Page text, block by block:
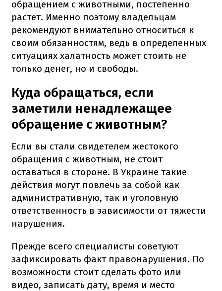
обращением с животными, постепенно
растет. Именно поэтому владельцам
рекомендуют внимательно относиться к
своим обязанностям, ведь в определенных
ситуациях халатность может стоить не
только денег, но и свободы.
Куда обращаться, если
заметили ненадлежащее
обращение с животным?
Если вы стали свидетелем жестокого
обращения с животным, не стоит
оставаться в стороне. В Украине такие
действия могут повлечь за собой как
административную, так и уголовную
ответственность в зависимости от тяжести
нарушения.
Прежде всего специалисты советуют
зафиксировать факт правонарушения. По
возможности стоит сделать фото или
видео, записать дату, время и место